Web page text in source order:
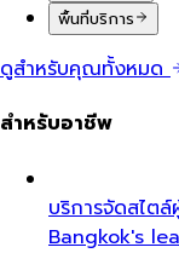
พื้นที่บริการ
ดูสำหรับคุณทั้งหมด
สำหรับอาชีพ
บริการจัดสไตล์
Bangkok's